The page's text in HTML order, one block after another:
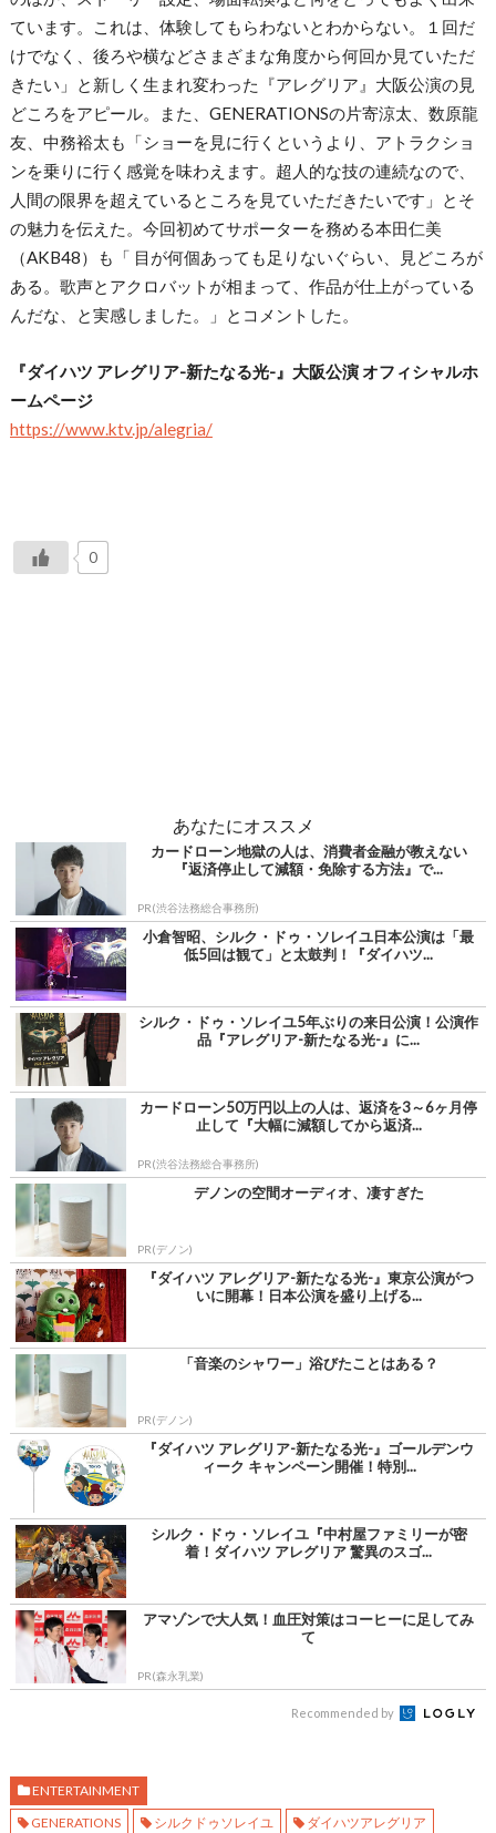
ています。これは、体験してもらわないとわからない。１回だ
けでなく、後ろや横などさまざまな角度から何回か見ていただ
きたい」と新しく生まれ変わった『アレグリア』大阪公演の見
どころをアピール。また、GENERATIONSの片寄涼太、数原龍
友、中務裕太も「ショーを見に行くというより、アトラクショ
ンを乗りに行く感覚を味わえます。超人的な技の連続なので、
人間の限界を超えているところを見ていただきたいです」とそ
の魅力を伝えた。今回初めてサポーターを務める本田仁美
（AKB48）も「 目が何個あっても足りないぐらい、見どころが
ある。歌声とアクロバットが相まって、作品が仕上がっている
んだな、と実感しました。」とコメントした。
『ダイハツ アレグリア-新たなる光-』大阪公演 オフィシャルホ
ームページ
https://www.ktv.jp/alegria/
0
あなたにオススメ
カードローン地獄の人は、消費者金融が教えない
『返済停止して減額・免除する方法』で...
PR(渋谷法務総合事務所)
小倉智昭、シルク・ドゥ・ソレイユ日本公演は「最
低5回は観て」と太鼓判！『ダイハツ...
シルク・ドゥ・ソレイユ5年ぶりの来日公演！公演作
品『アレグリア-新たなる光-』に...
カードローン50万円以上の人は、返済を3～6ヶ月停
止して『大幅に減額してから返済...
PR(渋谷法務総合事務所)
デノンの空間オーディオ、凄すぎた
PR(デノン)
『ダイハツ アレグリア-新たなる光-』東京公演がつ
いに開幕！日本公演を盛り上げる...
「音楽のシャワー」浴びたことはある？
PR(デノン)
『ダイハツ アレグリア-新たなる光-』ゴールデンウ
ィーク キャンペーン開催！特別...
シルク・ドゥ・ソレイユ『中村屋ファミリーが密
着！ダイハツ アレグリア 驚異のスゴ...
アマゾンで大人気！血圧対策はコーヒーに足してみ
て
PR(森永乳業)
Recommended by
ENTERTAINMENT
GENERATIONS
シルクドゥソレイユ
ダイハツアレグリア